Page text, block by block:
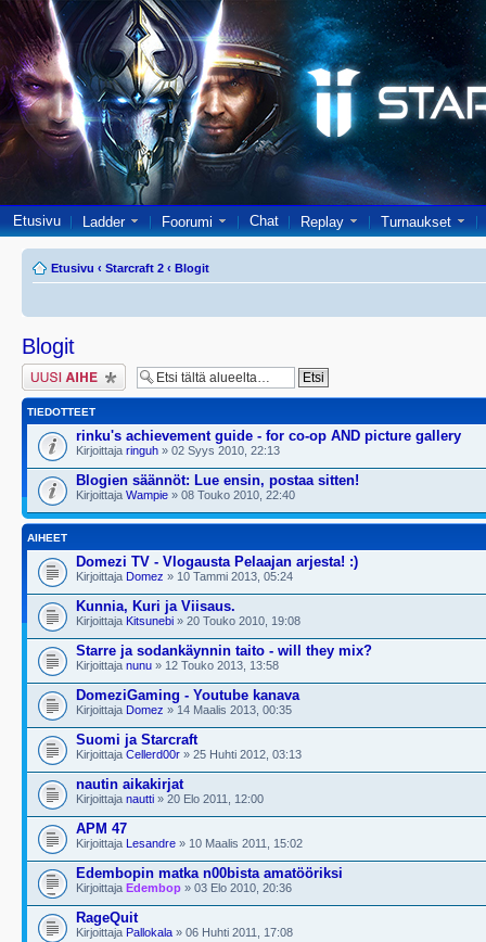
Etusivu Ladder Foorumi Chat Replay Turnaukset
Etusivu ‹ Starcraft 2 ‹ Blogit
Blogit
Lähetä uusi viesti
TIEDOTTEET
rinku's achievement guide - for co-op AND picture gallery
Kirjoittaja ringuh » 02 Syys 2010, 22:13
Blogien säännöt: Lue ensin, postaa sitten!
Kirjoittaja Wampie » 08 Touko 2010, 22:40
AIHEET
Domezi TV - Vlogausta Pelaajan arjesta! :)
Kirjoittaja Domez » 10 Tammi 2013, 05:24
Kunnia, Kuri ja Viisaus.
Kirjoittaja Kitsunebi » 20 Touko 2010, 19:08
Starre ja sodankäynnin taito - will they mix?
Kirjoittaja nunu » 12 Touko 2013, 13:58
DomeziGaming - Youtube kanava
Kirjoittaja Domez » 14 Maalis 2013, 00:35
Suomi ja Starcraft
Kirjoittaja Cellerd00r » 25 Huhti 2012, 03:13
nautin aikakirjat
Kirjoittaja nautti » 20 Elo 2011, 12:00
APM 47
Kirjoittaja Lesandre » 10 Maalis 2011, 15:02
Edembopin matka n00bista amatööriksi
Kirjoittaja Edembop » 03 Elo 2010, 20:36
RageQuit
Kirjoittaja Pallokala » 06 Huhti 2011, 17:08